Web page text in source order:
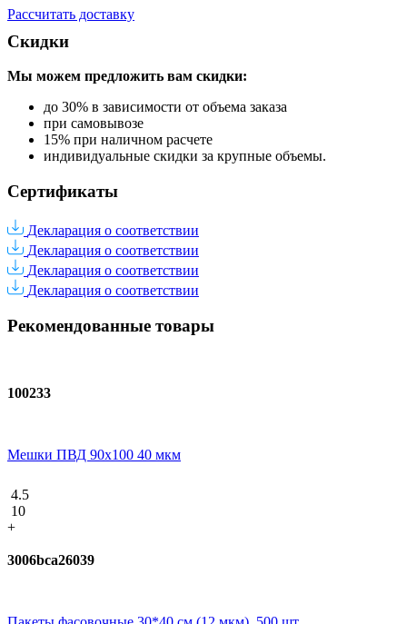
Рассчитать доставку
Скидки
Мы можем предложить вам скидки:
до 30% в зависимости от объема заказа
при самовывозе
15% при наличном расчете
индивидуальные скидки за крупные объемы.
Сертификаты
Декларация о соответствии
Декларация о соответствии
Декларация о соответствии
Декларация о соответствии
Рекомендованные товары
100233
Мешки ПВД 90x100 40 мкм
4.5
10
+
3006bca26039